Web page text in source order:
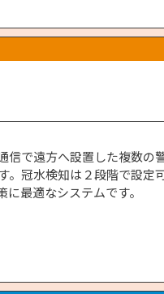
で遠方へ設置した複数の
冠水検知は２段階で設定
最適なシステムです。